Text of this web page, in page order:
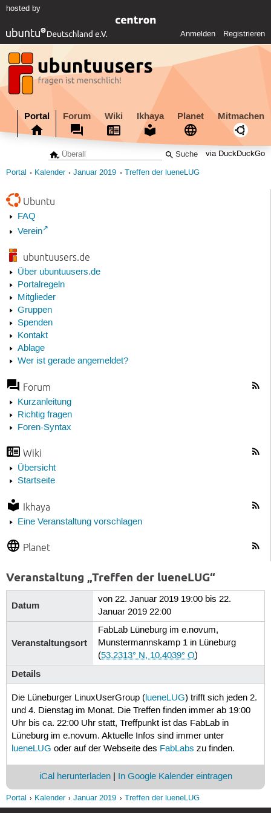
hosted by
Anmelden Registrieren
Portal Forum Wiki Ikhaya Planet Mitmachen
via DuckDuckGo
Portal Kalender Januar 2019 Treffen der lueneLUG
Ubuntu
FAQ
Verein
ubuntuusers.de
Über ubuntuusers.de
Portalregeln
Mitglieder
Gruppen
Spenden
Kontakt
Ablage
Wer ist gerade angemeldet?
Forum
Kurzanleitung
Richtig fragen
Foren-Syntax
Wiki
Übersicht
Startseite
Ikhaya
Eine Veranstaltung vorschlagen
Planet
Veranstaltung „Treffen der lueneLUG“
Datum
von 22. Januar 2019 19:00 bis 22.
Januar 2019 22:00
Veranstaltungsort
FabLab Lüneburg im e.novum,
Munstermannskamp 1 in Lüneburg
(53.2313° N, 10.4039° O)
Details
Die Lüneburger LinuxUserGroup (lueneLUG) trifft sich jeden 2.
und 4. Dienstag im Monat. Die Treffen finden immer ab 19:00
Uhr bis ca. 22:00 Uhr statt, Treffpunkt ist das FabLab in
Lüneburg im e.novum. Aktuelle Infos sind immer unter
lueneLUG oder auf der Webseite des FabLabs zu finden.
iCal herunterladen| In Google Kalender eintragen
Portal Kalender Januar 2019 Treffen der lueneLUG